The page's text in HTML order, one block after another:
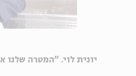
יונית לוי. "המטרה שלנו